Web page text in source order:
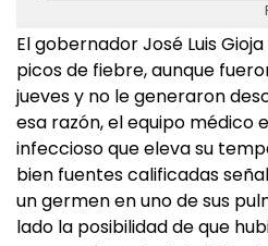
El gobernador José Luis
picos de fiebre, aunque
jueves y no le generaron
esa razón, el equipo médico
infeccioso que eleva su
bien fuentes calificadas
un germen en uno de sus
lado la posibilidad de que